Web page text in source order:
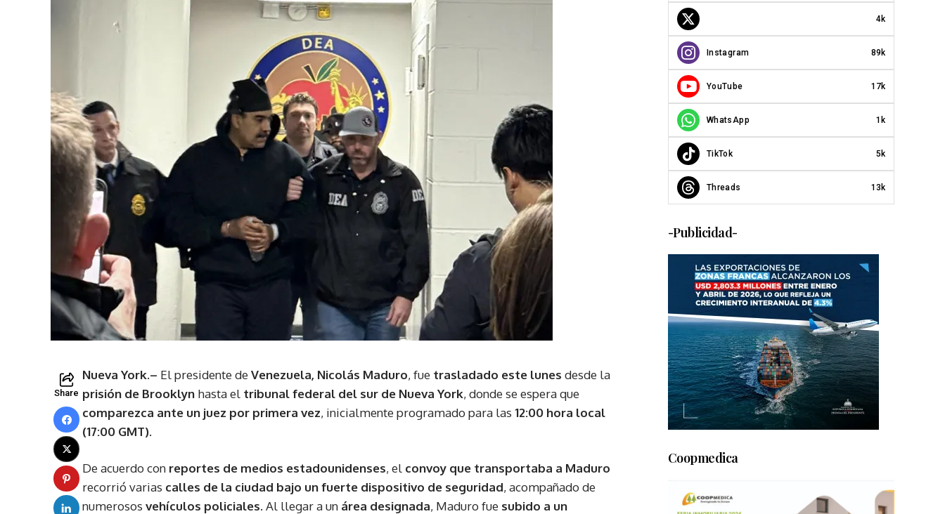
Share
Nueva York.– El presidente de Venezuela, Nicolás Maduro, fue trasladado este lunes desde la
prisión de Brooklyn hasta el tribunal federal del sur de Nueva York, donde se espera que
comparezca ante un juez por primera vez, inicialmente programado para las 12:00 hora local
(17:00 GMT).
De acuerdo con reportes de medios estadounidenses, el convoy que transportaba a Maduro
recorrió varias calles de la ciudad bajo un fuerte dispositivo de seguridad, acompañado de
numerosos vehículos policiales. Al llegar a un área designada, Maduro fue subido a un
4k
Instagram 89k
YouTube 17k
WhatsApp 1k
TikTok 5k
Threads 13k
-Publicidad-
Coopmedica